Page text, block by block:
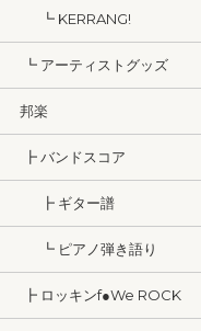
┗ KERRANG!
┗ アーティストグッズ
邦楽
┣ バンドスコア
┣ ギター譜
┗ ピアノ弾き語り
┣ ロッキンf●We ROCK